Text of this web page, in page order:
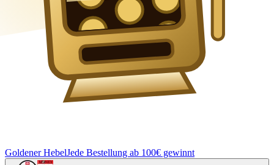
Goldener HebelJede Bestellung ab 100€ gewinnt